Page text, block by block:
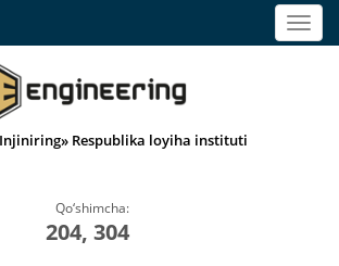
Respublika loyiha instituti
Qo‘shimcha:
204, 304